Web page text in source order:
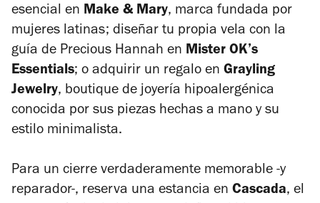
esencial en Make & Mary, marca fundada por
mujeres latinas; diseñar tu propia vela con la
guía de Precious Hannah en Mister OK’s
Essentials; o adquirir un regalo en Grayling
Jewelry, boutique de joyería hipoalergénica
conocida por sus piezas hechas a mano y su
estilo minimalista.
Para un cierre verdaderamente memorable -y
reparador-, reserva una estancia en Cascada, el